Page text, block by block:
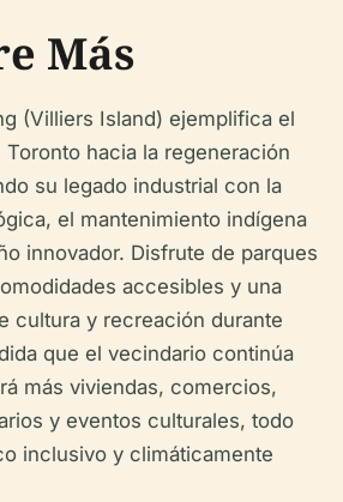
Más
(Villiers Island) ejemplifica el
hacia la regeneración
su legado industrial con la
el mantenimiento indígena
innovador. Disfrute de parques
accesibles y una
cultura y recreación durante
que el vecindario continúa
más viviendas, comercios,
y eventos culturales, todo
inclusivo y climáticamente